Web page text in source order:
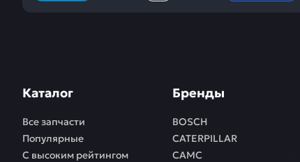
Каталог
Все запчасти
Популярные
С высоким рейтингом
Бренды
BOSCH
CATERPILLAR
CAMC